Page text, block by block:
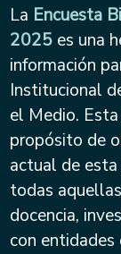
La Encuesta
2025 es una
información
Institucional
el Medio.
propósito de
actual de esta
todas
docencia,
con entidades